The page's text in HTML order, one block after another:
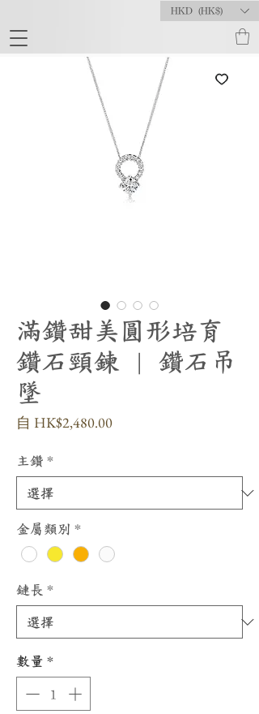
HKD (HK$)
滿鑽甜美圓形培育
鑽石頸鍊 | 鑽石吊
墜
自 HK$2,480.00促
格
主鑽 *
金屬類別 *
鏈長 *
數量 *